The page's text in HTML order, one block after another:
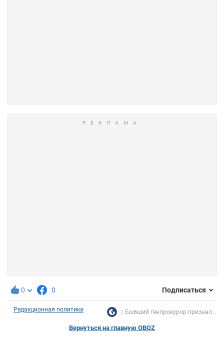
0 0 Подписаться
Редакционная политика Бывший генпрокурор признал...
Вернуться на главную OBOZ